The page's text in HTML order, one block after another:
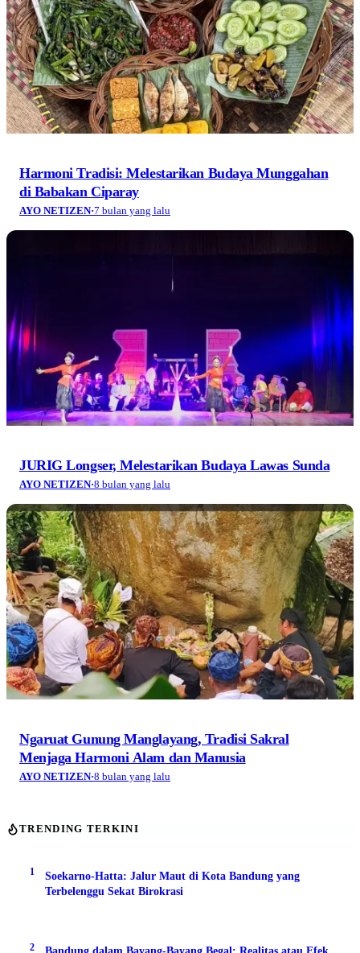
Harmoni Tradisi: Melestarikan Budaya Munggahan
di Babakan Ciparay
AYO NETIZEN·7 bulan yang lalu
JURIG Longser, Melestarikan Budaya Lawas Sunda
AYO NETIZEN·8 bulan yang lalu
Ngaruat Gunung Manglayang, Tradisi Sakral
Menjaga Harmoni Alam dan Manusia
AYO NETIZEN·8 bulan yang lalu
TRENDING TERKINI
1
Soekarno-Hatta: Jalur Maut di Kota Bandung yang
Terbelenggu Sekat Birokrasi
2